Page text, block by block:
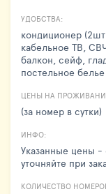
УДОБСТВА:
кондиционер
кабельное ТВ,
балкон, сейф,
постельное
ЦЕНЫ НА
(за номер в сутки)
ИНФО:
Указанные цены -
уточняйте при
КОЛИЧЕСТВО